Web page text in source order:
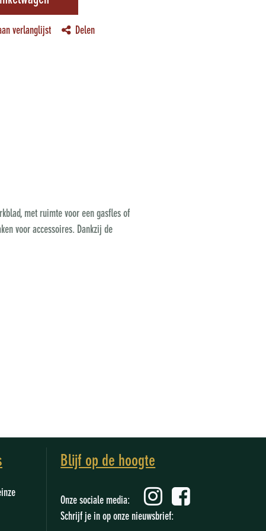
verlanglijst Delen
met ruimte voor een gasfles of
voor accessoires. Dankzij de
Blijf op de hoogte
Onze sociale media:
Schrijf je in op onze nieuwsbrief: